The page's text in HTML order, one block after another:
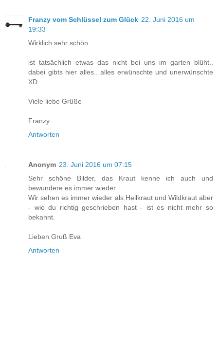
Franzy vom Schlüssel zum Glück 22. Juni 2016 um
19:33
Wirklich sehr schön...
ist tatsächlich etwas das nicht bei uns im garten blüht..
dabei gibts hier alles.. alles erwünschte und unerwünschte
XD
Viele liebe Grüße
Franzy
Antworten
Anonym 23. Juni 2016 um 07:15
Sehr schöne Bilder, das Kraut kenne ich auch und
bewundere es immer wieder.
Wir sehen es immer wieder als Heilkraut und Wildkraut aber
- wie du richtig geschrieben hast - ist es nicht mehr so
bekannt.
Lieben Gruß Eva
Antworten